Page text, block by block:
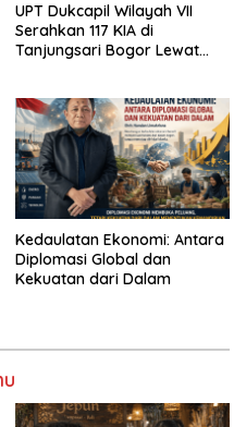
UPT Dukcapil Wilayah VII
Serahkan 117 KIA di
Tanjungsari Bogor Lewat
Kedaulatan Ekonomi: Antara
Diplomasi Global dan
Kekuatan dari Dalam